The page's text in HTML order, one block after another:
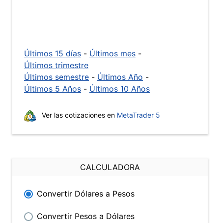
Últimos 15 días - Últimos mes -
Últimos trimestre
Últimos semestre - Últimos Año -
Últimos 5 Años - Últimos 10 Años
Ver las cotizaciones en MetaTrader 5
CALCULADORA
Convertir Dólares a Pesos
Convertir Pesos a Dólares